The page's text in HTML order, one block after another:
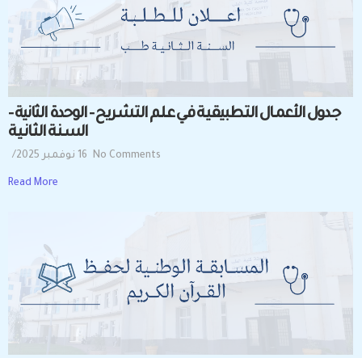
جــدول الأعمــال التــطبيقـيــة فــي عــلــم التــشــريــح – الوحدة الثانية –
الســنــة الثــانــيــة
16 نوفمبر 2025 / No Comments
Read More